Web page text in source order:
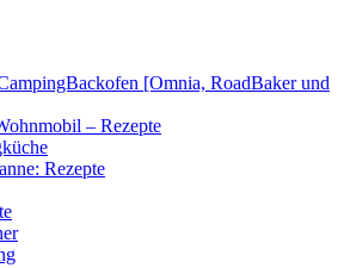
[Omnia, RoadBaker und
– Rezepte
Rezepte